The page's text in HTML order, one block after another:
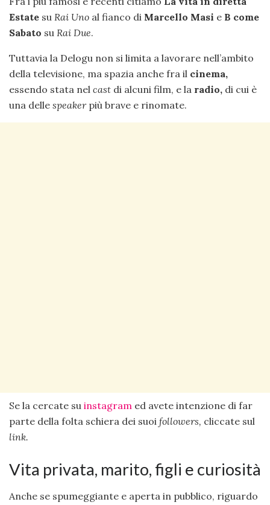
Estate su Rai Uno al fianco di Marcello Masi e B come
Sabato su Rai Due.
Tuttavia la Delogu non si limita a lavorare nell’ambito
della televisione, ma spazia anche fra il cinema,
essendo stata nel cast di alcuni film, e la radio, di cui è
una delle speakerpiù brave e rinomate.
Se la cercate su instagram ed avete intenzione di far
parte della folta schiera dei suoi followers, cliccate sul
link.
Vita privata, marito, figli e curiosità
Anche se spumeggiante e aperta in pubblico, riguardo